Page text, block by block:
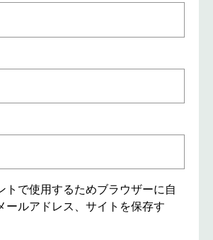
トで使用するためブラウザーに自
ールアドレス、サイトを保存す